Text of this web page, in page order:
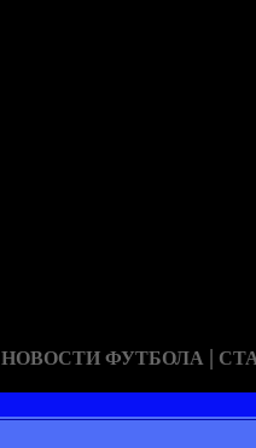
НОВОСТИ ФУТБОЛА |